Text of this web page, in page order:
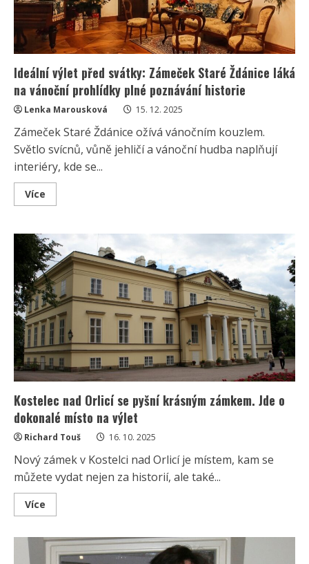
Ideální výlet před svátky: Zámeček Staré Ždánice láká
na vánoční prohlídky plné poznávání historie
Lenka Marousková 15. 12. 2025
Zámeček Staré Ždánice ožívá vánočním kouzlem.
Světlo svícnů, vůně jehličí a vánoční hudba naplňují
interiéry, kde se...
Více
more
výlet
před
svátky:
Zámeček
Staré
Ždánice
láká
na
vánoční
prohlídky
plné
poznávání
historie
Kostelec nad Orlicí se pyšní krásným zámkem. Jde o
dokonalé místo na výlet
Richard Touš 16. 10. 2025
Nový zámek v Kostelci nad Orlicí je místem, kam se
můžete vydat nejen za historií, ale také...
Více
more
nad
Orlicí